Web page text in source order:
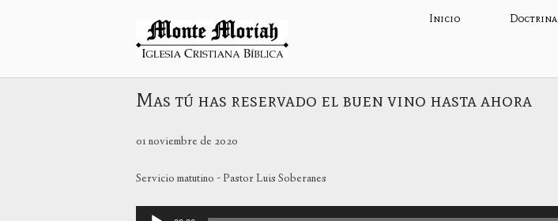
Inicio
Inicio Doctrina
Mas tú has reservado el buen vino hasta ahora
01 noviembre de 2020
Servicio matutino - Pastor Luis Soberanes
Reproductor